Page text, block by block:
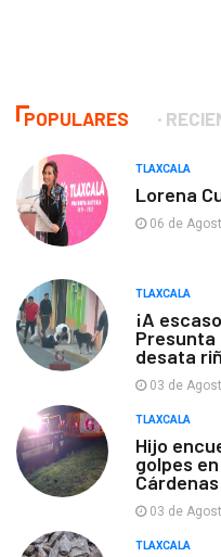
POPULARES
TLAXCALA
Lorena
06 de
TLAXCALA
¡A
Presunta
desata
03 de
TLAXCALA
Hijo
golpes
Cárdenas
03 de
TLAXCALA